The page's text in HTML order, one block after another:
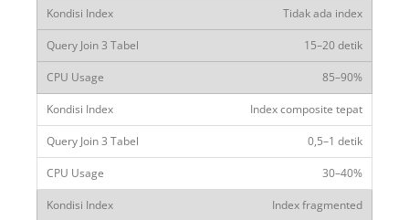
Tidak ada index
15–20 detik
85–90%
Index composite tepat
0,5–1 detik
30–40%
Index fragmented